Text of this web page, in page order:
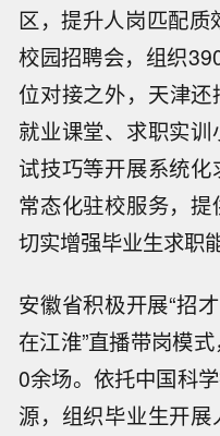
区，提升人岗匹配
校园招聘会，组织
位对接之外，天津
就业课堂、求职实
试技巧等开展系统
常态化驻校服务，提
切实增强毕业生求职
安徽省积极开展“招
在江淮”直播带岗模
0余场。依托中国科
源，组织毕业生开